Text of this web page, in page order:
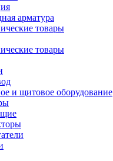
арматура
товары
товары
и щитовое оборудование